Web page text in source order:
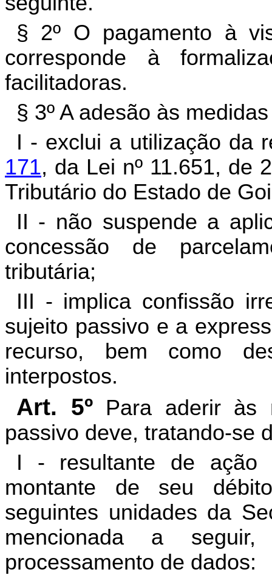
§ 2º O pagamento à
corresponde à
facilitadoras.
§ 3º A adesão às
I - exclui a utilização da
171, da Lei nº 11.651, de
Tributário do Estado de
II - não suspende a
concessão de
tributária;
III - implica confissão
sujeito passivo e a
recurso, bem como
interpostos.
Art. 5ºPara aderir às
passivo deve, tratando-se
I - resultante de ação
montante de seu
seguintes unidades da
mencionada a
processamento de dados: